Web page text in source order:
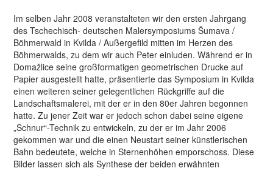
Im selben Jahr 2008 veranstalteten wir den ersten Jahrgang
des Tschechisch- deutschen Malersymposiums Šumava /
Böhmerwald in Kvilda / Außergefild mitten im Herzen des
Böhmerwalds, zu dem wir auch Peter einluden. Während er in
Domažlice seine großformatigen geometrischen Drucke auf
Papier ausgestellt hatte, präsentierte das Symposium in Kvilda
einen weiteren seiner gelegentlichen Rückgriffe auf die
Landschaftsmalerei, mit der er in den 80er Jahren begonnen
hatte. Zu jener Zeit war er jedoch schon dabei seine eigene
„Schnur“-Technik zu entwickeln, zu der er im Jahr 2006
gekommen war und die einen Neustart seiner künstlerischen
Bahn bedeutete, welche in Sternenhöhen emporschoss. Diese
Bilder lassen sich als Synthese der beiden erwähnten